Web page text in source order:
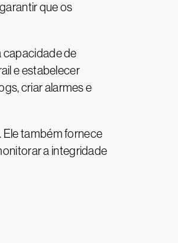
que os
capacidade de
e estabelecer
criar alarmes e
Ele também fornece
a integridade